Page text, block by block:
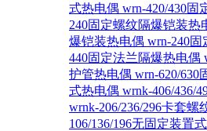
式热电偶 wrn-420/430固
240固定螺纹隔爆铠装热
爆铠装热电偶 wrn-240
440固定法兰隔爆热电偶
护管热电偶 wrn-620/630
式热电偶 wrnk-406/436/
wrnk-206/236/296卡套螺
106/136/196无固定装置